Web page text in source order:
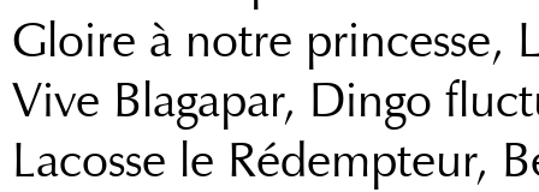
Gloire à notre princesse,
Vive Blagapar, Dingo
Lacosse le Rédempteur,